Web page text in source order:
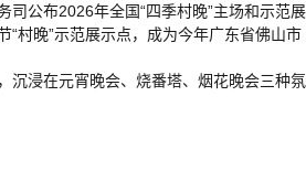
司公布2026年全国“四季村晚”主场和示范展
“村晚”示范展示点，成为今年广东省佛山市
沉浸在元宵晚会、烧番塔、烟花晚会三种氛